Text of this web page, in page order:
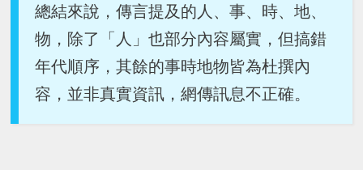
總結來說，傳言提及的人、事、時、地、
物，除了「人」也部分內容屬實，但搞錯
年代順序，其餘的事時地物皆為杜撰內
容，並非真實資訊，網傳訊息不正確。